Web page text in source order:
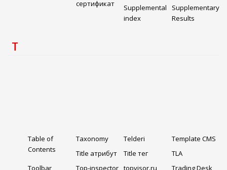
сертификат
Supplemental
index
Supplementary
Results
T
Table of
Contents
Taxonomy Telderi
Template CMS
Title атрибут
Title тег
TLA
Toolbar
Top-inspector topvisor.ru
Trading Desk